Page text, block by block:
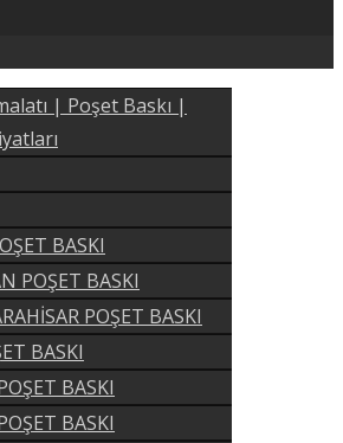
| Poşet Baskı |
BASKI
POŞET BASKI
POŞET BASKI
BASKI
BASKI
BASKI